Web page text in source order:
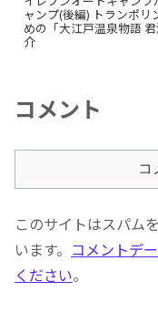
ャンプ(後編) トランポリ
めの「大江戸温泉物語
介
コメント
コ
このサイトはスパム
います。 コメントデ
ください。